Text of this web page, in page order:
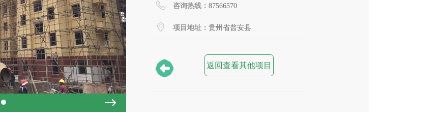
咨询热线： 87566570
项目地址： 贵州省普安县
返回查看其他项目